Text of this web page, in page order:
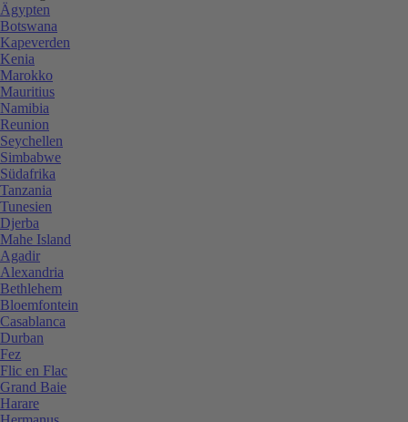
Ägypten
Botswana
Kapeverden
Kenia
Marokko
Mauritius
Namibia
Reunion
Seychellen
Simbabwe
Südafrika
Tanzania
Tunesien
Djerba
Mahe Island
Agadir
Alexandria
Bethlehem
Bloemfontein
Casablanca
Durban
Fez
Flic en Flac
Grand Baie
Harare